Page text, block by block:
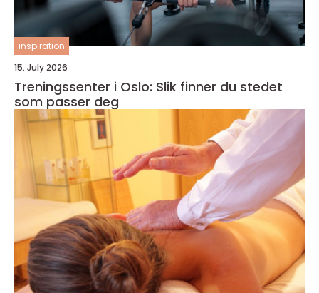
inspiration
15. July 2026
Treningssenter i Oslo: Slik finner du stedet
som passer deg